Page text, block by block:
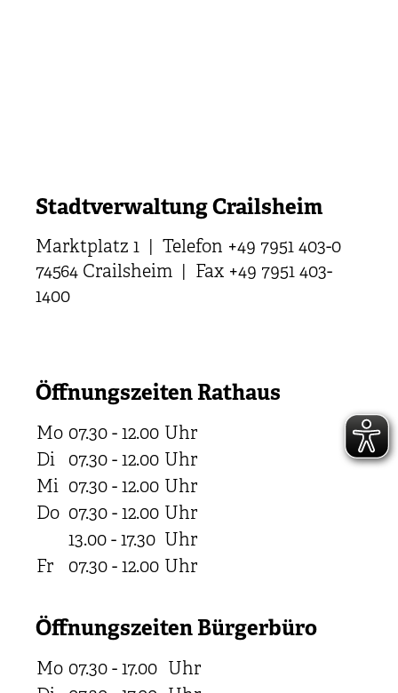
Stadtverwaltung Crailsheim
Marktplatz 1 | Telefon +49 7951 403-0
74564 Crailsheim | Fax +49 7951 403-
1400
Öffnungszeiten Rathaus
Mo 07.30 - 12.00 Uhr
Di
07.30 - 12.00 Uhr
Mi 07.30 - 12.00 Uhr
Do 07.30 - 12.00 Uhr
13.00 - 17.30 Uhr
Fr
07.30 - 12.00 Uhr
Öffnungszeiten Bürgerbüro
Mo 07.30 - 17.00 Uhr